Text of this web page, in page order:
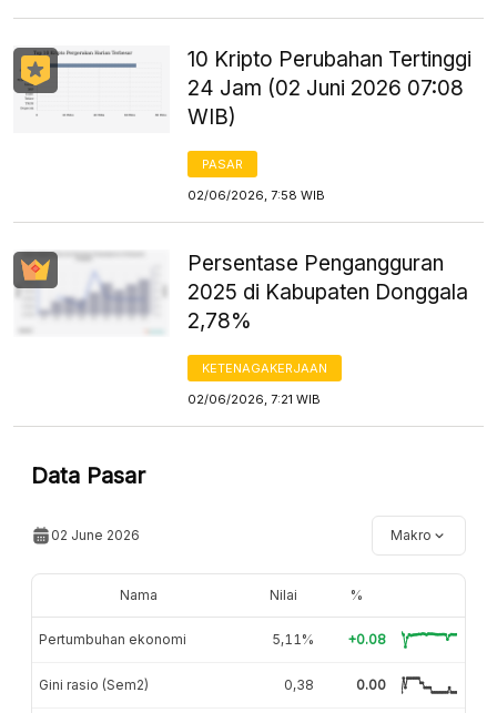
10 Kripto Perubahan Tertinggi
24 Jam (02 Juni 2026 07:08
WIB)
PASAR
02/06/2026, 7:58 WIB
Persentase Pengangguran
2025 di Kabupaten Donggala
2,78%
KETENAGAKERJAAN
02/06/2026, 7:21 WIB
Data Pasar
02 June 2026 Makro
Nama Nilai %
Pertumbuhan ekonomi 5,11% +0.08
Gini rasio (Sem2) 0,38 0.00